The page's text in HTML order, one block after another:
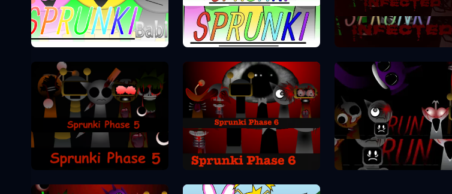
Sprunki Phase 0
Sprunki Phase 1
Sprunki Phase 2
Sprunki Phase 5
Sprunki Phase 6
Sprunki Phase 7